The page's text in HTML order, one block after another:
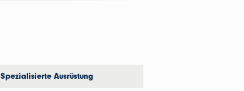
Spezialisierte Ausrüstung